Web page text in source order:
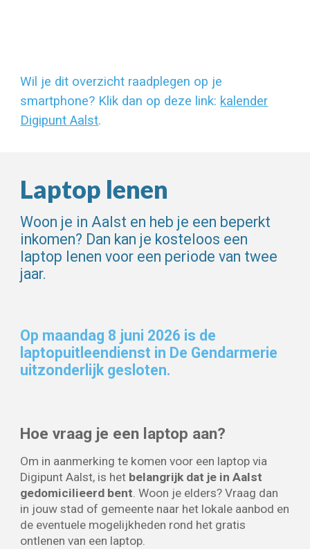
Wil je dit overzicht raadplegen op je
smartphone? Klik dan op deze link: kalender
Digipunt Aalst.
Laptop lenen
Woon je in Aalst en heb je een beperkt
inkomen? Dan kan je kosteloos een
laptop lenen voor een periode van twee
jaar.
Op maandag 8 juni 2026 is de
laptopuitleendienst in De Gendarmerie
uitzonderlijk gesloten.
Hoe vraag je een laptop aan?
Om in aanmerking te komen voor een laptop via
Digipunt Aalst, is het belangrijk dat je in Aalst
gedomicilieerd bent. Woon je elders? Vraag dan
in jouw stad of gemeente naar het lokale aanbod en
de eventuele mogelijkheden rond het gratis
ontlenen van een laptop.